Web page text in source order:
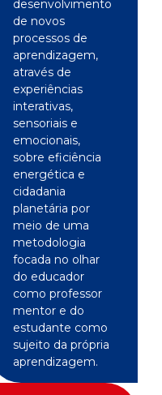
desenvolvimento
de novos
processos de
aprendizagem,
através de
experiências
interativas,
sensoriais e
emocionais,
sobre eficiência
energética e
cidadania
planetária por
meio de uma
metodologia
focada no olhar
do educador
como professor
mentor e do
estudante como
sujeito da própria
aprendizagem.